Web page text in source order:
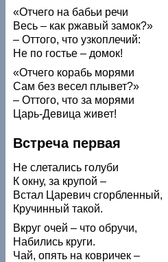
«Отчего на бабьи речи
Весь – как ржавый замок?»
– Оттого, что узкоплечий:
Не по гостье – домок!
«Отчего корабь морями
Сам без весел плывет?»
– Оттого, что за морями
Царь-Девица живет!
Встреча первая
Не слетались голуби
К окну, за крупой –
Встал Царевич сгорбленный,
Кручинный такой.
Вкруг очей – что обручи,
Набились круги.
Чай, опять на ковричек –